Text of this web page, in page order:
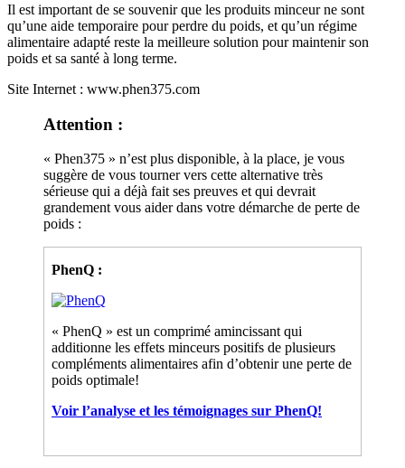
Il est important de se souvenir que les produits minceur ne sont
qu’une aide temporaire pour perdre du poids, et qu’un régime
alimentaire adapté reste la meilleure solution pour maintenir son
poids et sa santé à long terme.
Site Internet : www.phen375.com
Attention :
« Phen375 » n’est plus disponible, à la place, je vous
suggère de vous tourner vers cette alternative très
sérieuse qui a déjà fait ses preuves et qui devrait
grandement vous aider dans votre démarche de perte de
poids :
PhenQ :
« PhenQ » est un comprimé amincissant qui
additionne les effets minceurs positifs de plusieurs
compléments alimentaires afin d’obtenir une perte de
poids optimale!
Voir l’analyse et les témoignages sur PhenQ!